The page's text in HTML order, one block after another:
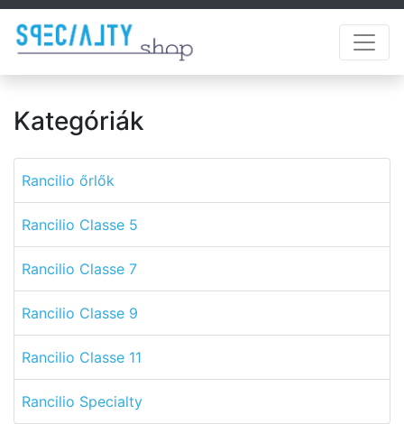
Kategóriák
Rancilio őrlők
Rancilio Classe 5
Rancilio Classe 7
Rancilio Classe 9
Rancilio Classe 11
Rancilio Specialty